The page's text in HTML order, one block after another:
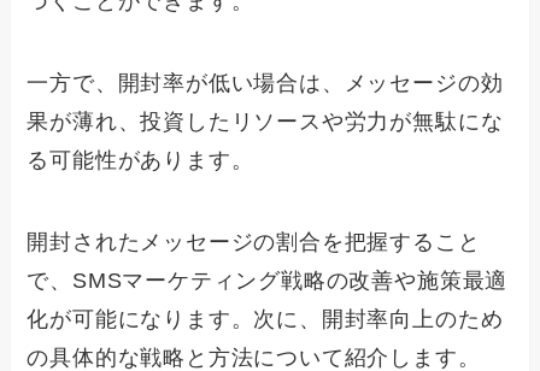
一方で、開封率が低い場合は、メッセージの効
果が薄れ、投資したリソースや労力が無駄にな
る可能性があります。
開封されたメッセージの割合を把握すること
で、SMSマーケティング戦略の改善や施策最適
化が可能になります。次に、開封率向上のため
の具体的な戦略と方法について紹介します。